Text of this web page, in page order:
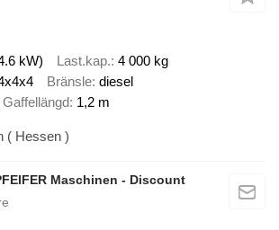
kW) Last.kap. 4 000 kg
Bränsle diesel
Gaffellängd 1,2 m
( Hessen )
Maschinen - Discount